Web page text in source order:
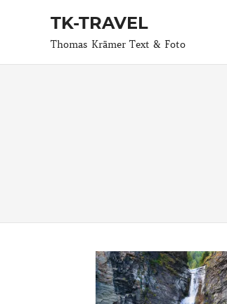
TK-TRAVEL
Thomas Krämer Text & Foto